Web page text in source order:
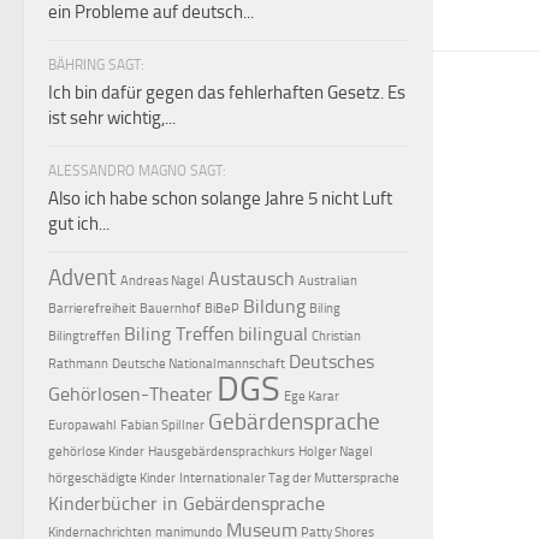
ein Probleme auf deutsch...
BÄHRING SAGT:
Ich bin dafür gegen das fehlerhaften Gesetz. Es
ist sehr wichtig,...
ALESSANDRO MAGNO SAGT:
Also ich habe schon solange Jahre 5 nicht Luft
gut ich...
Advent Andreas Nagel Austausch Australian
Barrierefreiheit Bauernhof BiBeP Bildung Biling
Bilingtreffen Biling Treffen bilingual Christian
Rathmann Deutsche Nationalmannschaft Deutsches
Gehörlosen-Theater DGS Ege Karar
Europawahl Fabian Spillner Gebärdensprache
gehörlose Kinder Hausgebärdensprachkurs Holger Nagel
hörgeschädigte Kinder Internationaler Tag der Muttersprache
Kinderbücher in Gebärdensprache
Kindernachrichten manimundo Museum Patty Shores